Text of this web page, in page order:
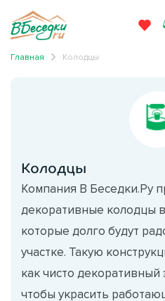
Главная Колодцы
Колодцы
Компания В Беседки.Ру
декоративные колодцы
которые долго будут
участке. Такую
как чисто декоративный
чтобы украсить